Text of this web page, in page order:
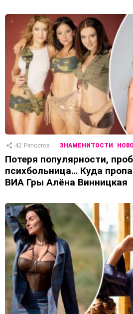
42 Репостов ЗНАМЕНИТОСТИ
Потеря популярности,
психбольница… Куда
ВИА Гры Алёна Винницкая